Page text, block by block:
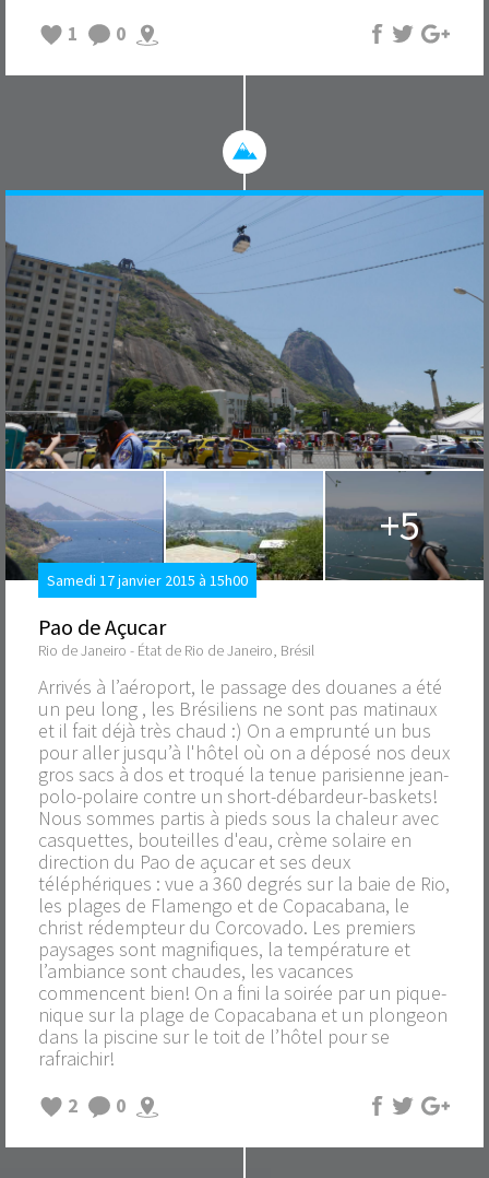
1
0
+5
Samedi 17 janvier 2015 à 15h00
Pao de Açucar
Rio de Janeiro - État de Rio de Janeiro, Brésil
Arrivés à l’aéroport, le passage des douanes a été
un peu long , les Brésiliens ne sont pas matinaux
et il fait déjà très chaud :) On a emprunté un bus
pour aller jusqu’à l'hôtel où on a déposé nos deux
gros sacs à dos et troqué la tenue parisienne jean-
polo-polaire contre un short-débardeur-baskets!
Nous sommes partis à pieds sous la chaleur avec
casquettes, bouteilles d'eau, crème solaire en
direction du Pao de açucar et ses deux
téléphériques : vue a 360 degrés sur la baie de Rio,
les plages de Flamengo et de Copacabana, le
christ rédempteur du Corcovado. Les premiers
paysages sont magnifiques, la température et
l’ambiance sont chaudes, les vacances
commencent bien! On a fini la soirée par un pique-
nique sur la plage de Copacabana et un plongeon
dans la piscine sur le toit de l’hôtel pour se
rafraichir!
2
0